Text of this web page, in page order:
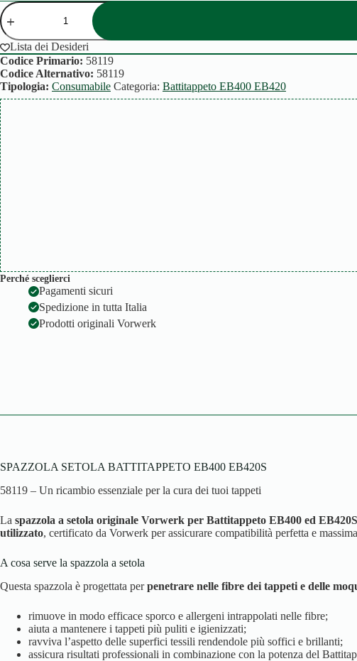
SPAZZOLA
SETOLA
BATTITAPPETO
EB400
EB420S
quantità
Lista dei Desideri
Codice Primario: 58119
Codice Alternativo: 58119
Tipologia: Consumabile Categoria: Battitappeto EB400 EB420
Perché sceglierci
Pagamenti sicuri
Spedizione in tutta Italia
Prodotti originali Vorwerk
SPAZZOLA SETOLA BATTITAPPETO EB400 EB420S
58119 – Un ricambio essenziale per la cura dei tuoi tappeti
La spazzola a setola originale Vorwerk per Battitappeto EB400 ed EB420S
utilizzato, certificato da Vorwerk per assicurare compatibilità perfetta e
A cosa serve la spazzola a setola
Questa spazzola è progettata perpenetrare nelle fibre dei tappeti e delle
rimuove in modo efficace sporco e allergeni intrappolati nelle fibre;
aiuta a mantenere i tappeti più puliti e igienizzati;
ravviva l’aspetto delle superfici tessili rendendole più soffici e brillanti;
assicura risultati professionali in combinazione con la potenza del